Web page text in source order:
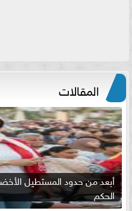
المقالات
أبعد من حدود المستطيل
الحكم